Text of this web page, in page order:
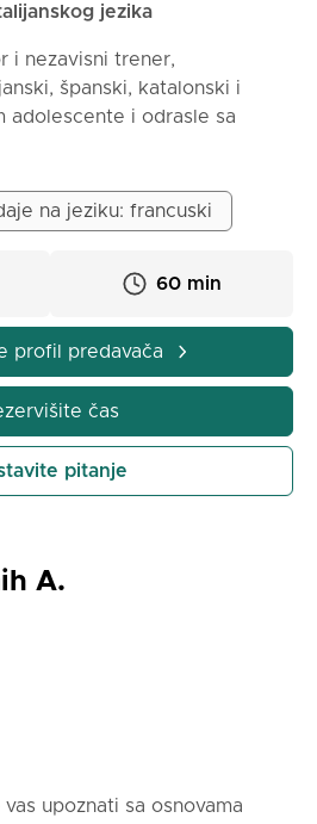
jezika
i nezavisni trener,
španski, katalonski i
adolescente i odrasle sa
i rezultatima orijentisanom
studenta, sa jakim
praksi, razumevanju i
brzo sticanje
upotrebu.
na jeziku: francuski
60 min
profil predavača
čas
pitanje
A.
upoznati sa osnovama